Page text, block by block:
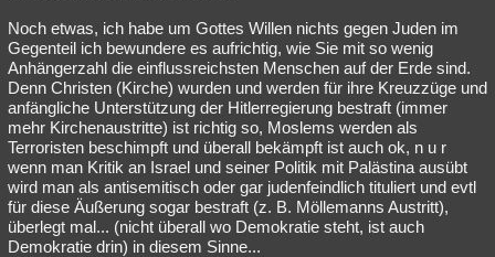
Lesenswert Schlüsselwörter
Noch etwas, ich habe um Gottes Willen nichts gegen Juden im
Gegenteil ich bewundere es aufrichtig, wie Sie mit so wenig
Anhängerzahl die einflussreichsten Menschen auf der Erde sind.
Denn Christen (Kirche) wurden und werden für ihre Kreuzzüge und
anfängliche Unterstützung der Hitlerregierung bestraft (immer
mehr Kirchenaustritte) ist richtig so, Moslems werden als
Terroristen beschimpft und überall bekämpft ist auch ok, n u r
wenn man Kritik an Israel und seiner Politik mit Palästina ausübt
wird man als antisemitisch oder gar judenfeindlich tituliert und evtl
für diese Äußerung sogar bestraft (z. B. Möllemanns Austritt),
überlegt mal... (nicht überall wo Demokratie steht, ist auch
Demokratie drin) in diesem Sinne...